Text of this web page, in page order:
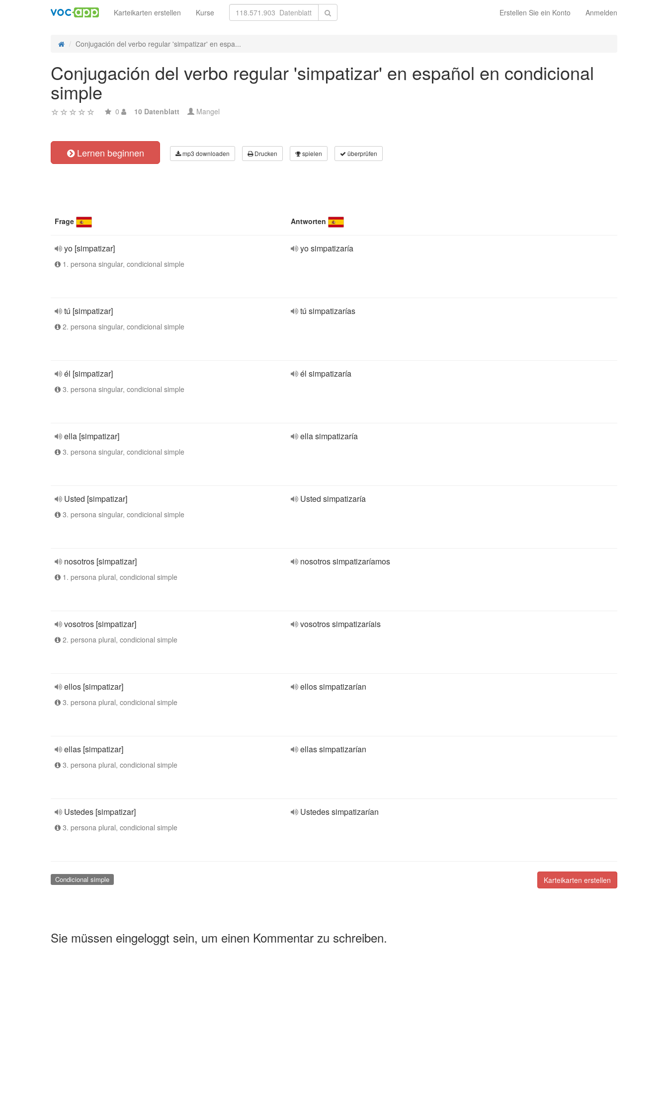
Erstellen Sie ein Konto Anmelden
Karteikarten erstellen Kurse
Conjugación del verbo regular 'simpatizar' en espa...
Conjugación del verbo regular 'simpatizar' en español en condicional
simple
0 10 Datenblatt Mangel
Lernen beginnen mp3 downloaden Drucken spielen überprüfen
Frage Antworten
yo [simpatizar]
1. persona singular, condicional simple
yo simpatizaría
tú [simpatizar]
2. persona singular, condicional simple
tú simpatizarías
él [simpatizar]
3. persona singular, condicional simple
él simpatizaría
ella [simpatizar]
3. persona singular, condicional simple
ella simpatizaría
Usted [simpatizar]
3. persona singular, condicional simple
Usted simpatizaría
nosotros [simpatizar]
1. persona plural, condicional simple
nosotros simpatizaríamos
vosotros [simpatizar]
2. persona plural, condicional simple
vosotros simpatizaríais
ellos [simpatizar]
3. persona plural, condicional simple
ellos simpatizarían
ellas [simpatizar]
3. persona plural, condicional simple
ellas simpatizarían
Ustedes [simpatizar]
3. persona plural, condicional simple
Ustedes simpatizarían
Karteikarten erstellen
Condicional simple
Sie müssen eingeloggt sein, um einen Kommentar zu schreiben.